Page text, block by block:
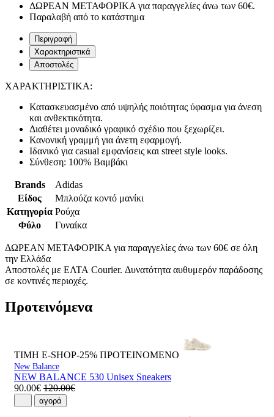
ΔΩΡΕΑΝ ΜΕΤΑΦΟΡΙΚΑ για παραγγελίες άνω των 60€.
Παραλαβή από το κατάστημα
Περιγραφή
Χαρακτηριστικά
Αποστολές
ΧΑΡΑΚΤΗΡΙΣΤΙΚΑ:
Κατασκευασμένο από υψηλής ποιότητας ύφασμα για άνεση
και ανθεκτικότητα.
Διαθέτει μοναδικό γραφικό σχέδιο που ξεχωρίζει.
Κανονική γραμμή για άνετη εφαρμογή.
Ιδανικό για casual εμφανίσεις και street style looks.
Σύνθεση: 100% Βαμβάκι
Brands
Adidas
Είδος
Μπλούζα κοντό μανίκι
Κατηγορία Ρούχα
Φύλο
Γυναίκα
ΔΩΡΕΑΝ ΜΕΤΑΦΟΡΙΚΑ για παραγγελίες άνω των 60€ σε όλη
την Ελλάδα
Αποστολές με ΕΛΤΑ Courier. Δυνατότητα αυθυμερόν παράδοσης
σε κοντινές περιοχές.
Προτεινόμενα
ΤΙΜΗ E-SHOP-25% ΠΡΟΤΕΙΝΟΜΕΝΟ
New Balance
NEW BALANCE 530 Unisex Sneakers
90.00€ 120.00€
αγορά